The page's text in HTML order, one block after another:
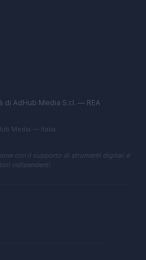
AdHub Media S.r.l. — REA
Media — Italia
con il supporto di strumenti digitali e
indipendenti.